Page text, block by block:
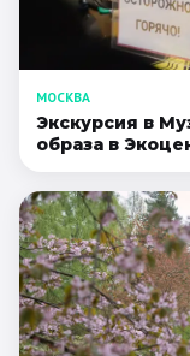
МОСКВА
Экскурсия в
образа в